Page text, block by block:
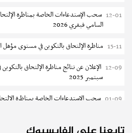
فتح مناظرة لإنتداب عرفاء بسلك الحرس الوطني
05-08 تسجيل طلبة كلية الآداب والفنون والإنسانيات
05-08 المعهد العالي للرياضة و التربية البدنية
والثالثة دكتوراه
05-08 تمديد آجال الترشح للماجستير بكلية العلوم
05-08 كلية العلوم الإقتصادية والتصرف بسوسة :
12-01 سحب الإستدعاءات الخاصة بمناظرة
السامي فيفري 2026
15-11 مناظرة الإلتحاق بالتكوين في مستوى مؤهل
12-09 الإعلان عن نتائج مناظرة الإلتحاق
سبتمبر 2025
01-09 سحب الإستدعاءات الخاصة بمناظرة
24-06 دليل التوجيه للأكاديميات والمدارس العسكرية